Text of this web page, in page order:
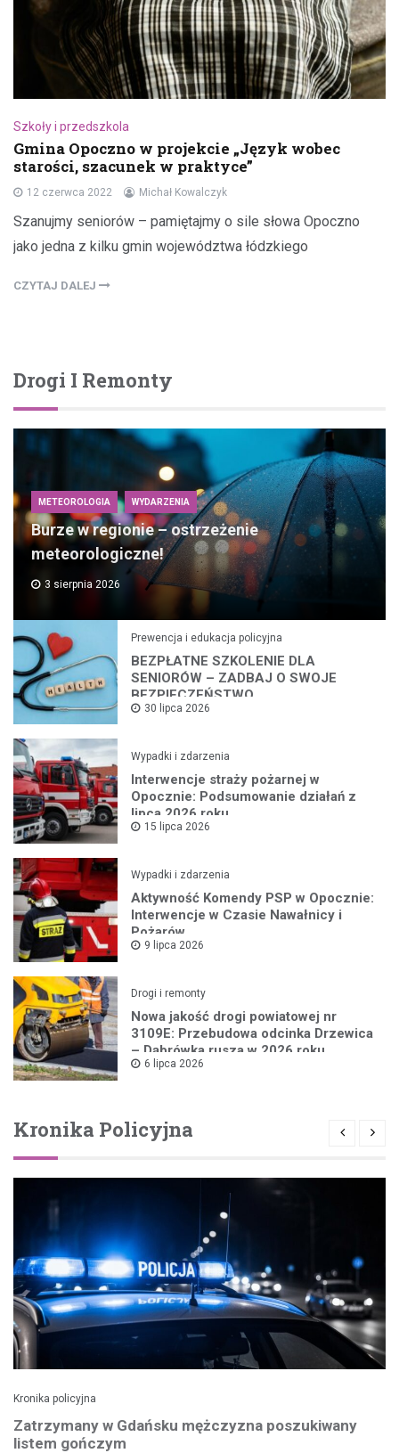
Szkoły i przedszkola
Gmina Opoczno w projekcie „Język wobec
starości, szacunek w praktyce”
12 czerwca 2022 Michał Kowalczyk
Szanujmy seniorów – pamiętajmy o sile słowa Opoczno
jako jedna z kilku gmin województwa łódzkiego
CZYTAJ DALEJ
Drogi I Remonty
METEOROLOGIA WYDARZENIA
Burze w regionie – ostrzeżenie
meteorologiczne!
3 sierpnia 2026
Prewencja i edukacja policyjna
BEZPŁATNE SZKOLENIE DLA
SENIORÓW – ZADBAJ O SWOJE
BEZPIECZEŃSTWO
30 lipca 2026
Wypadki i zdarzenia
Interwencje straży pożarnej w
Opocznie: Podsumowanie działań z
lipca 2026 roku
15 lipca 2026
Wypadki i zdarzenia
Aktywność Komendy PSP w Opocznie:
Interwencje w Czasie Nawałnicy i
Pożarów
9 lipca 2026
Drogi i remonty
Nowa jakość drogi powiatowej nr
3109E: Przebudowa odcinka Drzewica
– Dąbrówka rusza w 2026 roku
6 lipca 2026
Kronika Policyjna
Kronika policyjna
Zatrzymany w Gdańsku mężczyzna poszukiwany
listem gończym